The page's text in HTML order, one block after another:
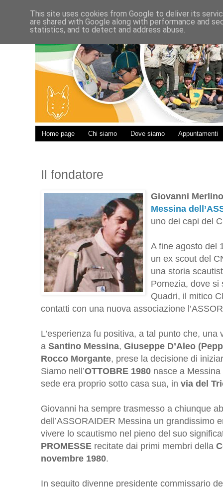
Home page Chi siamo Dove siamo Appuntamenti
Il fondatore
Giovanni Merlino
Messina
uno dei capi del
A fine agosto del
un ex scout del
una storia
Pomezia, dove si
Quadri, il mitico
contatti con una nuova associazione
L’esperienza fu positiva, a tal punto che,
a Santino Messina, Giuseppe D’Aleo
Rocco Morgante, prese la decisione di
Siamo nell’OTTOBRE 1980 nasce a Messina
sede era proprio sotto casa sua, in via del
Giovanni ha sempre trasmesso a chiunque
dell’ASSORAIDER Messina un grandissimo
vivere lo scautismo nel pieno del suo
PROMESSE recitate dai primi membri della
novembre 1980.
In seguito divenne presidente commissario
This site uses cookies from Google to deliver its
are shared with Google along with performance and
statistics, and to detect and address abuse.